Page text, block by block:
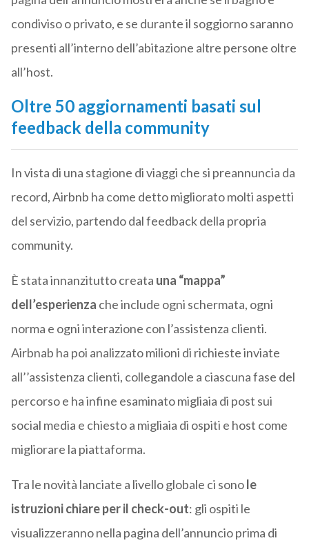
condiviso o privato, e se durante il soggiorno saranno
presenti all’interno dell’abitazione altre persone oltre
all’host.
Oltre 50 aggiornamenti basati sul
feedback della community
In vista di una stagione di viaggi che si preannuncia da
record, Airbnb ha come detto migliorato molti aspetti
del servizio, partendo dal feedback della propria
community.
È stata innanzitutto creata una “mappa”
dell’esperienza che include ogni schermata, ogni
norma e ogni interazione con l’assistenza clienti.
Airbnab ha poi analizzato milioni di richieste inviate
all’’assistenza clienti, collegandole a ciascuna fase del
percorso e ha infine esaminato migliaia di post sui
social media e chiesto a migliaia di ospiti e host come
migliorare la piattaforma.
Tra le novità lanciate a livello globale ci sonole
istruzioni chiare per il check-out: gli ospiti le
visualizzeranno nella pagina dell’annuncio prima di